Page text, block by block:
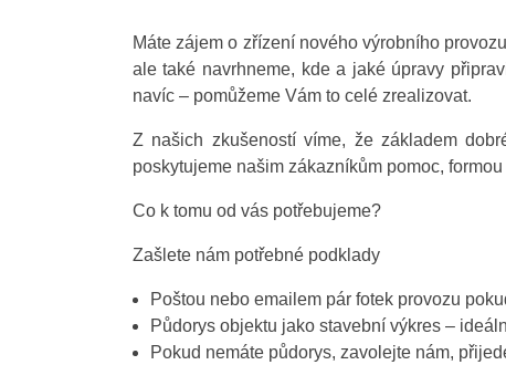
Máte zájem o zřízení nového výrobního
ale také navrhneme, kde a jaké úpravy
navíc – pomůžeme Vám to celé zrealizovat.
Z našich zkušeností víme, že základem
poskytujeme našim zákazníkům pomoc,
Co k tomu od vás potřebujeme?
Zašlete nám potřebné podklady
Poštou nebo emailem pár fotek provozu
Půdorys objektu jako stavební výkres –
Pokud nemáte půdorys, zavolejte nám,